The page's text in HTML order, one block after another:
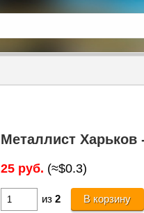
Металлист
25 руб. (≈$0.3)
из2 В корзину